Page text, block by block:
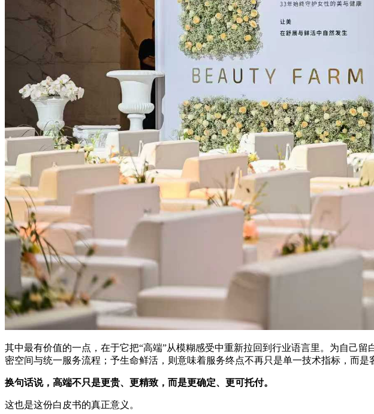
其中最有价值的一点，在于它把“高端”从模糊感受中重新拉回到行业语言里。为自己
密空间与统一服务流程；予生命鲜活，则意味着服务终点不再只是单一技术指标，而是
换句话说，高端不只是更贵、更精致，而是更确定、更可托付。
这也是这份白皮书的真正意义。